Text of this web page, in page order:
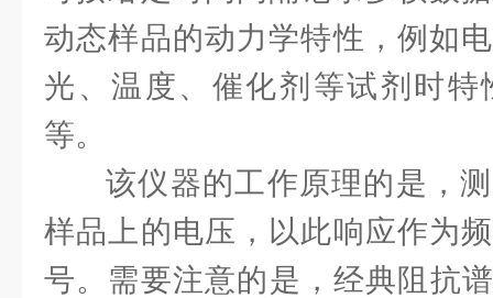
动态样品的动力学特性，例如
光、温度、催化剂等试剂时
等。
该仪器的工作原理的是，
样品上的电压，以此响应作为
号。需要注意的是，经典阻抗